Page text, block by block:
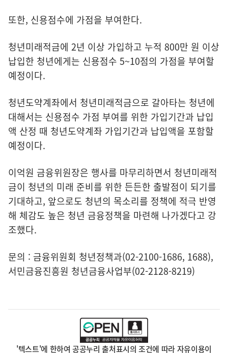
또한, 신용점수에 가점을 부여한다.
청년미래적금에 2년 이상 가입하고 누적 800만 원 이상
납입한 청년에게는 신용점수 5~10점의 가점을 부여할
예정이다.
청년도약계좌에서 청년미래적금으로 갈아타는 청년에
대해서는 신용점수 가점 부여를 위한 가입기간과 납입
액 산정 때 청년도약계좌 가입기간과 납입액을 포함할
예정이다.
이억원 금융위원장은 행사를 마무리하면서 청년미래적
금이 청년의 미래 준비를 위한 든든한 출발점이 되기를
기대하고, 앞으로도 청년의 목소리를 정책에 적극 반영
해 체감도 높은 청년 금융정책을 마련해 나가겠다고 강
조했다.
문의 : 금융위원회 청년정책과(02-2100-1686, 1688),
서민금융진흥원 청년금융사업부(02-2128-8219)
'텍스트'에 한하여 공공누리 출처표시의 조건에 따라 자유이용이